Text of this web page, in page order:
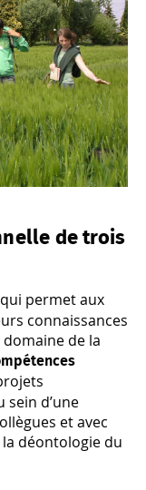
de trois
qui permet aux
connaissances
de la
sein d’une
et avec
déontologie du